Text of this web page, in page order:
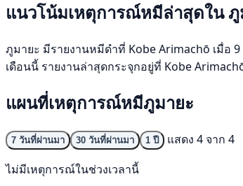
แนวโน้มเหตุการณ์หมีล่าสุดใน ภู
ภูมายะ มีรายงานหมีดำที่ Kobe Arimachō เมื่อ
เดือนนี้ รายงานล่าสุดกระจุกอยู่ที่ Kobe
แผนที่เหตุการณ์หมีภูมายะ
7 วันที่ผ่านมา 30 วันที่ผ่านมา 1 ปี
แสดง 4 จาก 4
ไม่มีเหตุการณ์ในช่วงเวลานี้